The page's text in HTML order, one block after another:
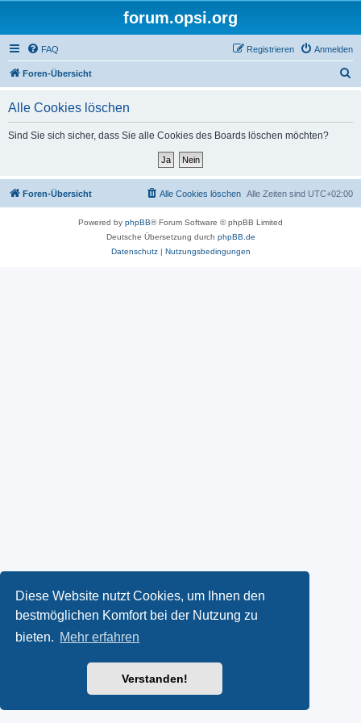
Diese Website nutzt Cookies, um Ihnen den
bestmöglichen Komfort bei der Nutzung zu
bieten. Mehr erfahren
Verstanden!
forum.opsi.org
FAQ Anmelden
Registrieren
Foren-Übersicht
Alle Cookies löschen
Sind Sie sich sicher, dass Sie alle Cookies des Boards löschen möchten?
Foren-Übersicht Alle Zeiten sind UTC+02:00
Alle Cookies löschen
Powered by phpBB® Forum Software © phpBB Limited
Deutsche Übersetzung durch phpBB.de
Datenschutz| Nutzungsbedingungen